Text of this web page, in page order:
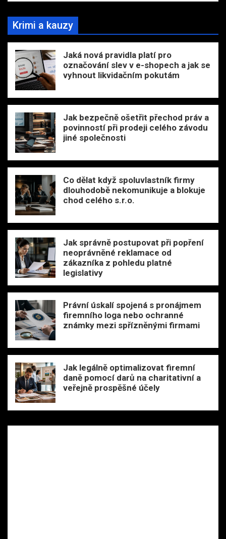
Krimi a kauzy
Jaká nová pravidla platí pro
označování slev v e-shopech a jak se
vyhnout likvidačním pokutám
Jak bezpečně ošetřit přechod práv a
povinností při prodeji celého závodu
jiné společnosti
Co dělat když spoluvlastník firmy
dlouhodobě nekomunikuje a blokuje
chod celého s.r.o.
Jak správně postupovat při popření
neoprávněné reklamace od
zákazníka z pohledu platné
legislativy
Právní úskalí spojená s pronájmem
firemního loga nebo ochranné
známky mezi spřízněnými firmami
Jak legálně optimalizovat firemní
daně pomocí darů na charitativní a
veřejně prospěšné účely